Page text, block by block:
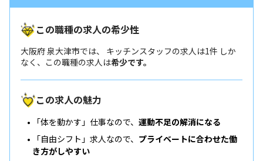
この職種の求人の希少性
大阪府 泉大津市では、 キッチンスタッフの求人は1件 しか
なく、この職種の求人は希少です。
この求人の魅力
「体を動かす」仕事なので、 運動不足の解消になる
「自由シフト」求人なので、 プライベートに合わせた働
き方がしやすい